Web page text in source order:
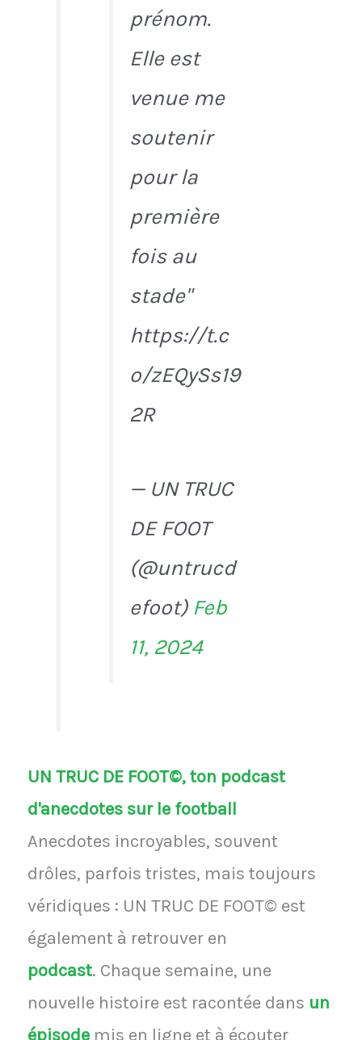
prénom.
Elle est
venue me
soutenir
pour la
première
fois au
stade"
https://t.c
o/zEQySs19
2R
— UN TRUC
DE FOOT
(@untrucd
efoot) Feb
11, 2024
UN TRUC DE FOOT©, ton podcast
d'anecdotes sur le football
Anecdotes incroyables, souvent
drôles, parfois tristes, mais toujours
véridiques : UN TRUC DE FOOT© est
également à retrouver en
podcast. Chaque semaine, une
nouvelle histoire est racontée dans un
épisodemis en ligne et à écouter